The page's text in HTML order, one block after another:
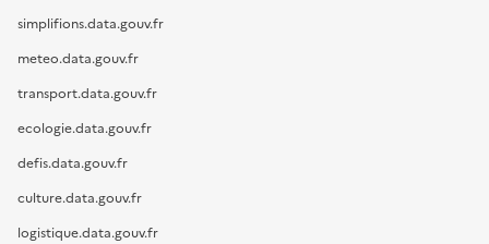
simplifions.data.gouv.fr
meteo.data.gouv.fr
transport.data.gouv.fr
ecologie.data.gouv.fr
defis.data.gouv.fr
culture.data.gouv.fr
logistique.data.gouv.fr